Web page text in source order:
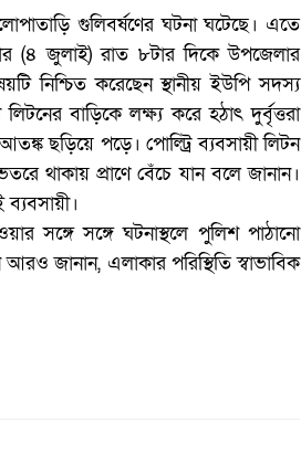
গুলিবর্ষণের ঘটনা ঘটেছে। এতে
(৪ জুলাই) রাত ৮টার দিকে উপজেলার
নিশ্চিত করেছেন স্থানীয় ইউপি সদস্য
বাড়িকে লক্ষ্য করে হঠাৎ দুর্বৃত্তরা
ছড়িয়ে পড়ে। পোল্ট্রি ব্যবসায়ী লিটন
থাকায় প্রাণে বেঁচে যান বলে জানান।
সঙ্গে সঙ্গে ঘটনাস্থলে পুলিশ পাঠানো
জানান, এলাকার পরিস্থিতি স্বাভাবিক